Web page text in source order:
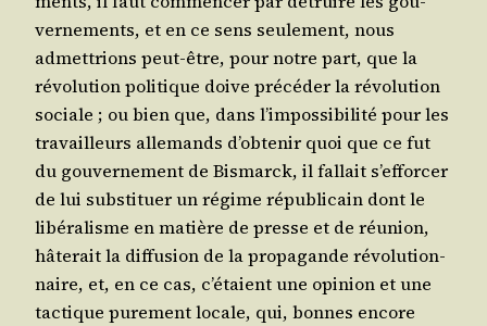
ver­ne­ments, et en ce sens seule­ment, nous
admet­trions peut-être, pour notre part, que la
révo­lu­tion poli­tique doive pré­cé­der la révo­lu­tion
sociale ; ou bien que, dans l’im­pos­si­bi­li­té pour les
tra­vailleurs alle­mands d’ob­te­nir quoi que ce fut
du gou­ver­ne­ment de Bis­marck, il fal­lait s’ef­for­cer
de lui sub­sti­tuer un régime répu­bli­cain dont le
libé­ra­lisme en matière de presse et de réunion,
hâte­rait la dif­fu­sion de la pro­pa­gande révo­lu­tion­
naire, et, en ce cas, c’é­taient une opi­nion et une
tac­tique pure­ment locale, qui, bonnes encore